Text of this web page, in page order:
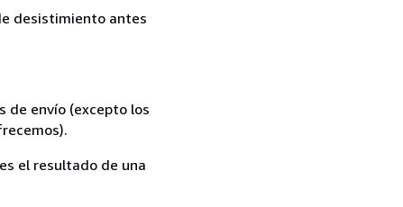
desistimiento antes
de envío (excepto los
el resultado de una